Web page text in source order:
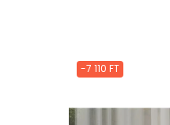
-7 110 FT